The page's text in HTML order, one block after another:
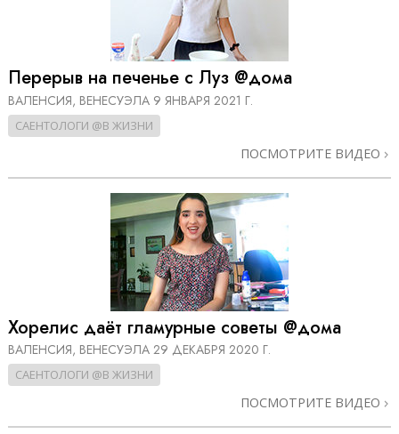
Перерыв на печенье с Луз @дома
ВАЛЕНСИЯ, ВЕНЕСУЭЛА 9 ЯНВАРЯ 2021 Г.
САЕНТОЛОГИ @В ЖИЗНИ
ПОСМОТРИТЕ ВИДЕО
Хорелис даёт гламурные советы @дома
ВАЛЕНСИЯ, ВЕНЕСУЭЛА 29 ДЕКАБРЯ 2020 Г.
САЕНТОЛОГИ @В ЖИЗНИ
ПОСМОТРИТЕ ВИДЕО